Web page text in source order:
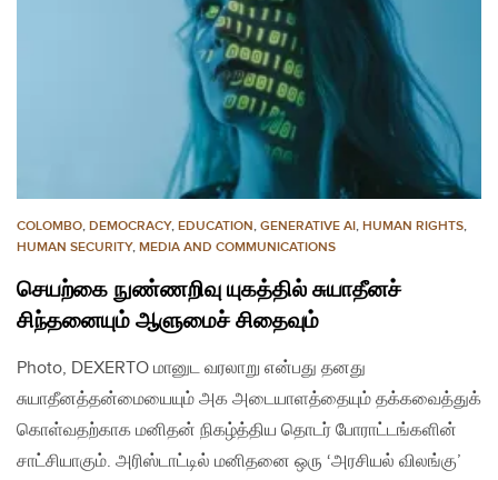
COLOMBO, DEMOCRACY, EDUCATION, GENERATIVE AI, HUMAN RIGHTS,
HUMAN SECURITY, MEDIA AND COMMUNICATIONS
செயற்கை நுண்ணறிவு யுகத்தில் சுயாதீனச்
சிந்தனையும் ஆளுமைச் சிதைவும்
Photo, DEXERTO மானுட வரலாறு என்பது தனது
சுயாதீனத்தன்மையையும் அக அடையாளத்தையும் தக்கவைத்துக்
கொள்வதற்காக மனிதன் நிகழ்த்திய தொடர் போராட்டங்களின்
சாட்சியாகும். அரிஸ்டாட்டில் மனிதனை ஒரு ‘அரசியல் விலங்கு’